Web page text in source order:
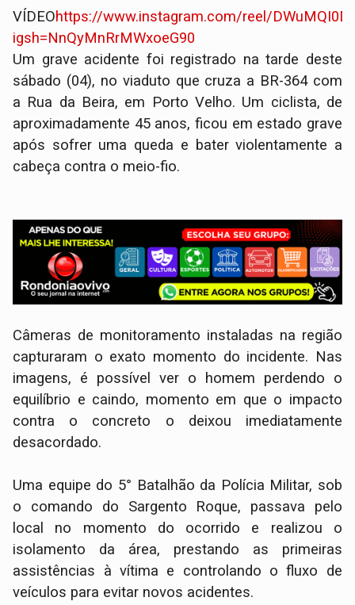
VÍDEOhttps://www.instagram.com/reel/
igsh=NnQyMnRrMWxoeG90
​Um grave acidente foi registrado na tarde deste
sábado (04), no viaduto que cruza a BR-364 com
a Rua da Beira, em Porto Velho. Um ciclista, de
aproximadamente 45 anos, ficou em estado grave
após sofrer uma queda e bater violentamente a
cabeça contra o meio-fio.
Câmeras de monitoramento instaladas na região
capturaram o exato momento do incidente. Nas
imagens, é possível ver o homem perdendo o
equilíbrio e caindo, momento em que o impacto
contra o concreto o deixou imediatamente
desacordado.
Uma equipe do 5° Batalhão da Polícia Militar, sob
o comando do Sargento Roque, passava pelo
local no momento do ocorrido e realizou o
isolamento da área, prestando as primeiras
assistências à vítima e controlando o fluxo de
veículos para evitar novos acidentes.